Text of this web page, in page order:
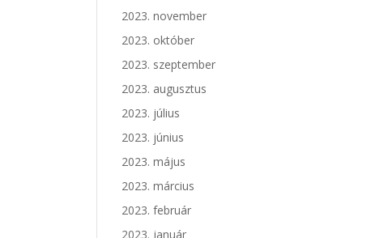
2023. november
2023. október
2023. szeptember
2023. augusztus
2023. július
2023. június
2023. május
2023. március
2023. február
2023. január